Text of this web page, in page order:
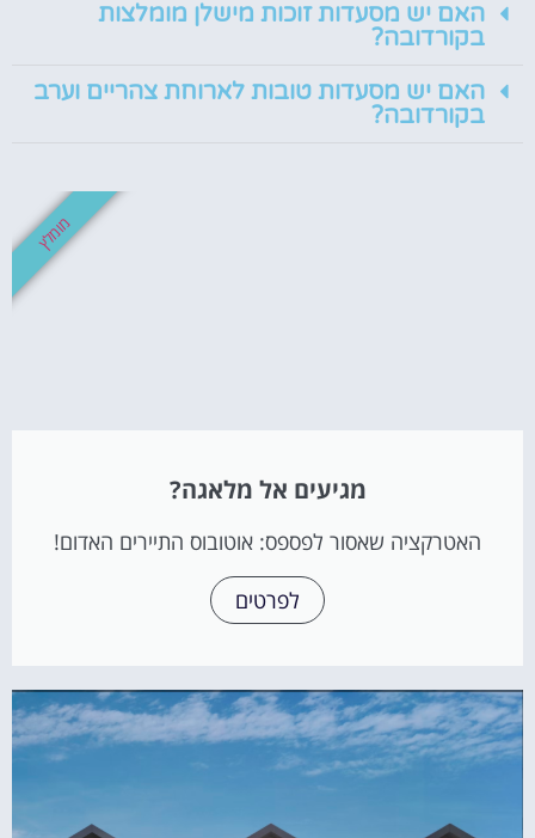
האם יש מסעדות זוכות מישלן מומלצות
בקורדובה?
האם יש מסעדות טובות לארוחת צהריים וערב
בקורדובה?
מגיעים אל מלאגה?
האטרקציה שאסור לפספס: אוטובוס התיירים האדום!
לפרטים
מומלץ